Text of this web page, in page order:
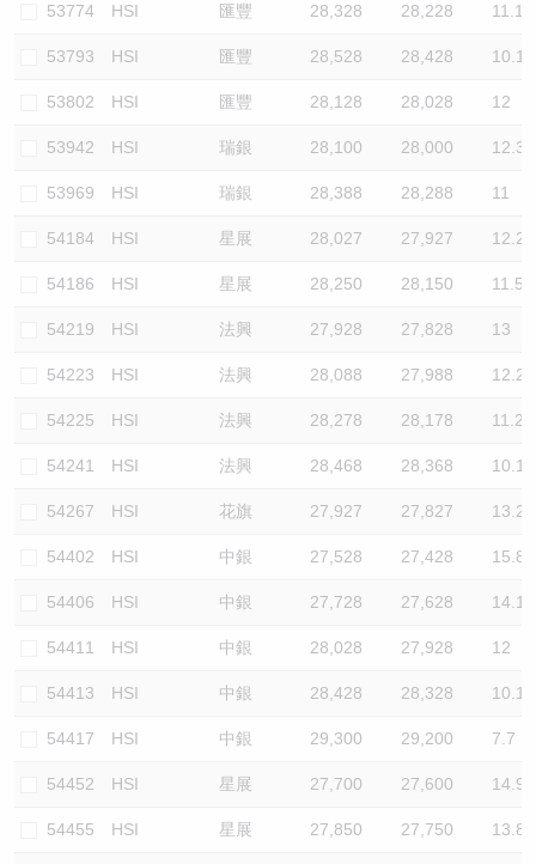
53774 HSI 匯豐 28,328 28,228 11.1
53793 HSI 匯豐 28,528 28,428 10.1
53802 HSI 匯豐 28,128 28,028 12
53942 HSI 瑞銀 28,100 28,000 12.3
53969 HSI 瑞銀 28,388 28,288 11
54184 HSI 星展 28,027 27,927 12.2
54186 HSI 星展 28,250 28,150 11.5
54219 HSI 法興 27,928 27,828 13
54223 HSI 法興 28,088 27,988 12.2
54225 HSI 法興 28,278 28,178 11.2
54241 HSI 法興 28,468 28,368 10.1
54267 HSI 花旗 27,927 27,827 13.2
54402 HSI 中銀 27,528 27,428 15.8
54406 HSI 中銀 27,728 27,628 14.1
54411 HSI 中銀 28,028 27,928 12
54413 HSI 中銀 28,428 28,328 10.1
54417 HSI 中銀 29,300 29,200 7.7
54452 HSI 星展 27,700 27,600 14.9
54455 HSI 星展 27,850 27,750 13.8